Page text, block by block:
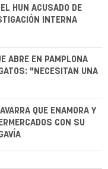
HUN ACUSADO DE
INTERNA
ABRE EN PAMPLONA
"NECESITAN UNA
QUE ENAMORA Y
CON SU